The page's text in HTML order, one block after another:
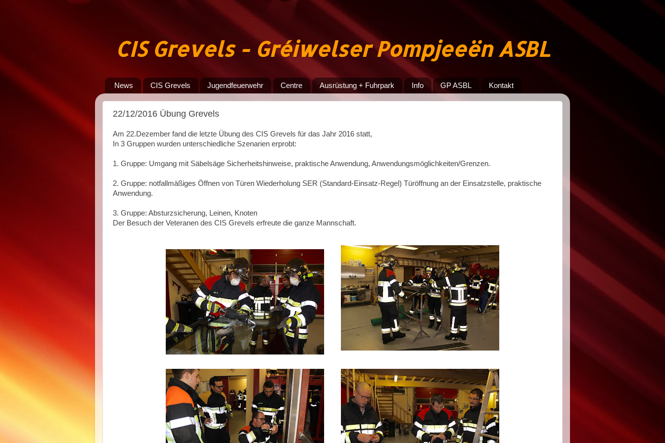
CIS Grevels - Gréiwelser Pompjeeën ASBL
News CIS Grevels Jugendfeuerwehr Centre Ausrüstung + Fuhrpark Info GP ASBL Kontakt
22/12/2016 Übung Grevels
Am 22.Dezember fand die letzte Übung des CIS Grevels für das Jahr 2016 statt,
In 3 Gruppen wurden unterschiedliche Szenarien erprobt:
1. Gruppe: Umgang mit Säbelsäge Sicherheitshinweise, praktische Anwendung, Anwendungsmöglichkeiten/Grenzen.
2. Gruppe: notfallmäßiges Öffnen von Türen Wiederholung SER (Standard-Einsatz-Regel) Türöffnung an der Einsatzstelle, praktische
Anwendung.
3. Gruppe: Absturzsicherung, Leinen, Knoten
Der Besuch der Veteranen des CIS Grevels erfreute die ganze Mannschaft.